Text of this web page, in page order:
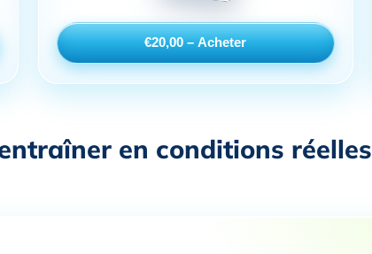
€20,00 – Acheter
en conditions réelles